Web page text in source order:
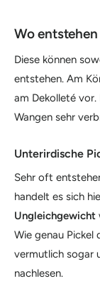
Wo
Diese können
entstehen. Am
am Dekolleté vor.
Wangen sehr
Unterirdische
Sehr oft
handelt es sich
Ungleichgewicht
Wie genau Pickel
vermutlich sogar
nachlesen.